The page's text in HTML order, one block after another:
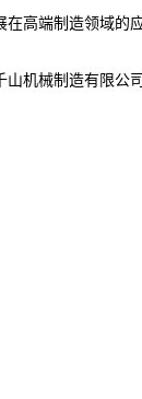
高端制造领域
机械制造有限